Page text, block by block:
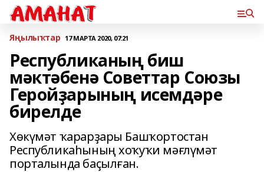
Яңылыҡтар 17 МАРТА 2020, 07:21
Республиканың биш
мәктәбенә Советтар Союзы
Геройҙарының исемдәре
бирелде
Хөкүмәт ҡарарҙары Башҡортостан
Республикаһының хоҡуҡи мәғлүмәт
порталында баҫылған.